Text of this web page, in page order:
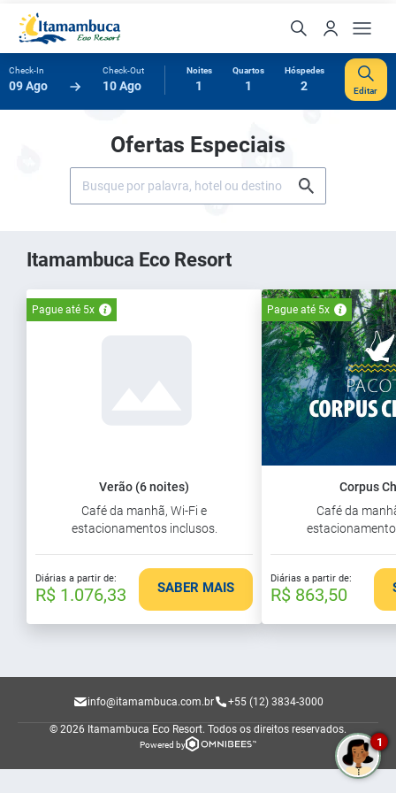
Check-In
09 Ago
Check-Out
10 Ago
Noites
1
Quartos
1
Hóspedes
2 Editar
Ofertas Especiais
Itamambuca Eco Resort
Pague até 5x
Verão (6 noites)
Café da manhã, Wi-Fi e
estacionamentos inclusos.
Diárias a partir de:
R$ 1.076,33 SABER MAIS
Pague até 5x
Corpus
Café da
Diárias a partir de:
R$ 863,50
info@itamambuca.com.br +55 (12) 3834-3000
© 2026 Itamambuca Eco Resort. Todos os direitos reservados.
Powered by 1